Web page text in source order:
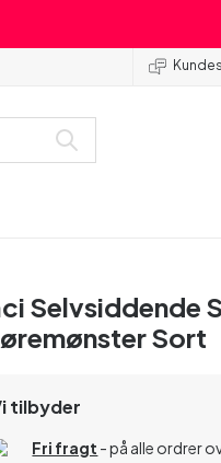
Selvsiddende
Sort
tilbyder
Fri fragt - på alle ordrer